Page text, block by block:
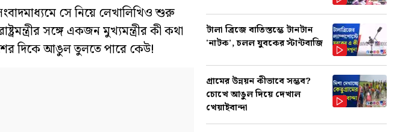
সে নিয়ে লেখালিখিও শুরু
সঙ্গে একজন মুখ্যমন্ত্রীর কী কথা
দিকে আঙুল তুলতে পারে কেউ!
টালা ব্রিজে বাতিস্তম্ভে টানটান
'নাটক', চলল যুবকের স্টান্টবাজি
গ্রামের উন্নয়ন কীভাবে সম্ভব?
চোখে আঙুল দিয়ে দেখাল
খেয়াইবান্দা